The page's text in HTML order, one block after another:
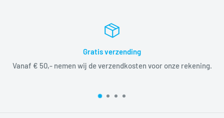
Gratis verzending
Vanaf € 50,- nemen wij de verzendkosten voor onze rekening.